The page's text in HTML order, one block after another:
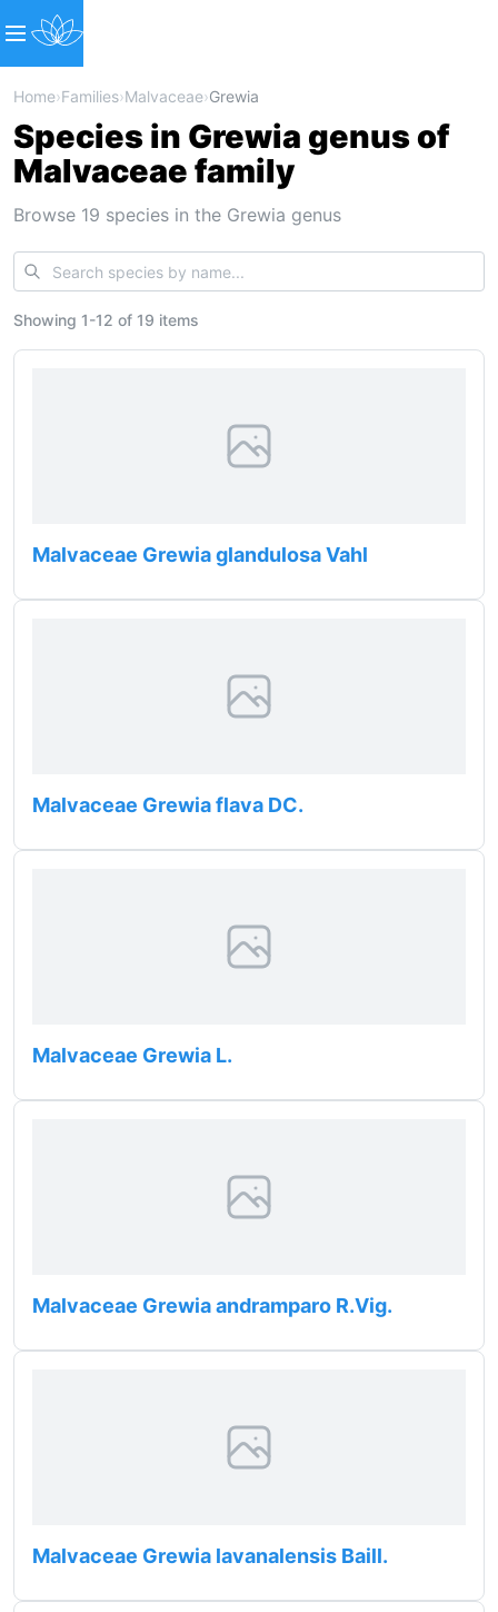
Home›Families›Malvaceae›Grewia
Species in Grewia genus of
Malvaceae family
Browse 19 species in the Grewia genus
Showing 1-12 of 19 items
Malvaceae Grewia glandulosa Vahl
Malvaceae Grewia flava DC.
Malvaceae Grewia L.
Malvaceae Grewia andramparo R.Vig.
Malvaceae Grewia lavanalensis Baill.